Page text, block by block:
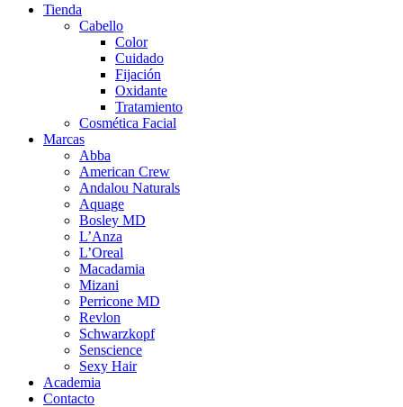
Tienda
Cabello
Color
Cuidado
Fijación
Oxidante
Tratamiento
Cosmética Facial
Marcas
Abba
American Crew
Andalou Naturals
Aquage
Bosley MD
L’Anza
L’Oreal
Macadamia
Mizani
Perricone MD
Revlon
Schwarzkopf
Senscience
Sexy Hair
Academia
Contacto